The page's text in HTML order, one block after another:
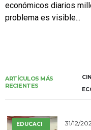
económicos diarios
problema es visible...
ARTÍCULOS MÁS
RECIENTES
EDUCACI
31/12/